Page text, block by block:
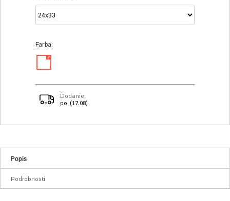
Farba:
✓
Dodanie:
po. (17.08)
Popis
Podrobnosti